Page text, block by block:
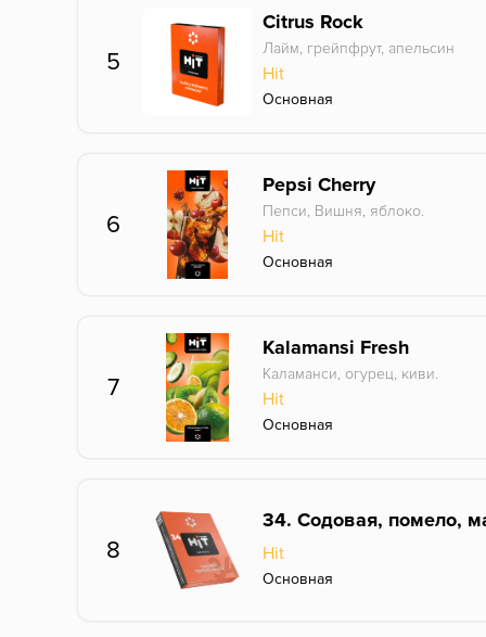
5
Citrus Rock
Лайм, грейпфрут, апельсин
Hit
Основная
6
Pepsi Cherry
Пепси, Вишня, яблоко.
Hit
Основная
7
Kalamansi Fresh
Каламанси, огурец, киви.
Hit
Основная
8
34. Содовая, помело,
Hit
Основная